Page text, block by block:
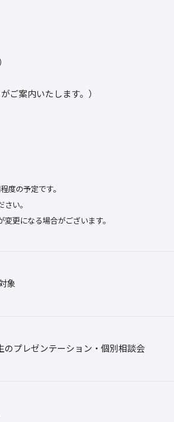
ご案内いたします。）
度の予定です。
い。
更になる場合がございます。
象
プレゼンテーション・個別相談会